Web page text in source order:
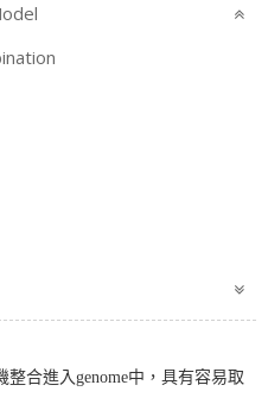
合進入genome中，具有容易取